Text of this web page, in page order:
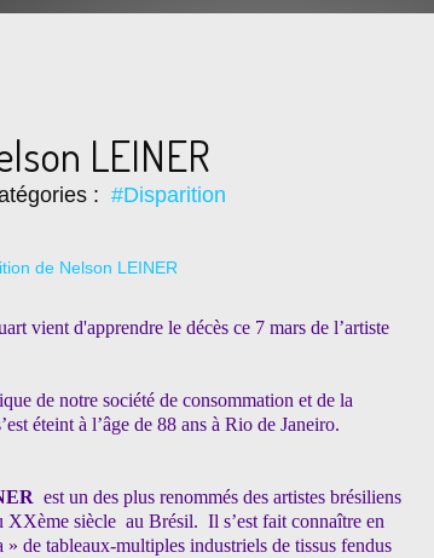
LEINER
: #Disparition
vient d'apprendre le décès ce 7 mars de l’artiste
de notre société de consommation et de la
éteint à l’âge de 88 ans à Rio de Janeiro.
est un des plus renommés des artistes brésiliens
XXème siècle au Brésil. Il s’est fait connaître en
de tableaux-multiples industriels de tissus fendus